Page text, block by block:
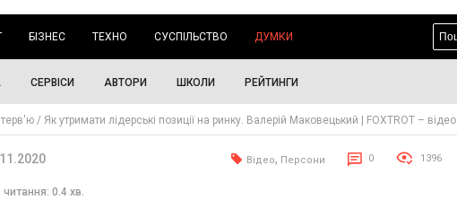
БІЗНЕС ТЕХНО СУСПІЛЬСТВО ДУМКИ
СЕРВІСИ АВТОРИ ШКОЛИ РЕЙТИНГИ
Як утримати лідерські позиції на ринку. Валерій Маковецький | FOXTROT – відео
Відео, Персони 0 1396
читання: 0.4 хв.